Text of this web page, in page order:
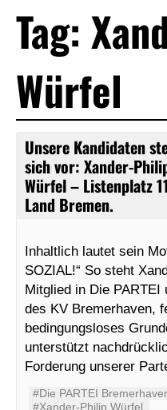
Tag:
Würfel
Unsere Kandidaten
sich vor: Xander-
Würfel – Listenplatz
Land Bremen.
Inhaltlich lautet sein
SOZIAL!“ So steht
Mitglied in Die
des KV Bremerhaven,
bedingungsloses
unterstützt
Forderung unserer
#Die PARTEI
#Xander-Philip Würfel